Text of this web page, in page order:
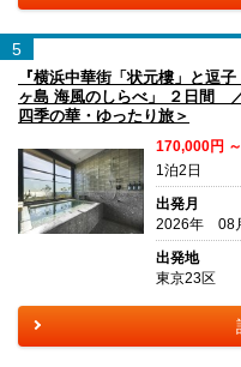
5
『横浜中華街「状元樓」と逗
ヶ島 海風のしらべ」 ２日間
四季の華・ゆったり旅＞
170,000円
1泊2日
出発月
2026年 08
出発地
東京23区